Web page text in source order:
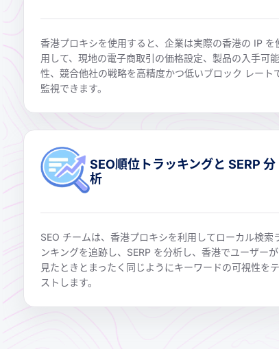
香港プロキシを使用すると、企業は実際の香港の IP を
用して、現地の電子商取引の価格設定、製品の入手可能
性、競合他社の戦略を高精度かつ低いブロック レート
監視できます。
SEO順位トラッキングと SERP 分
析
SEO チームは、香港プロキシを利用してローカル検索
ンキングを追跡し、SERP を分析し、香港でユーザーが
見たときとまったく同じようにキーワードの可視性をテ
ストします。